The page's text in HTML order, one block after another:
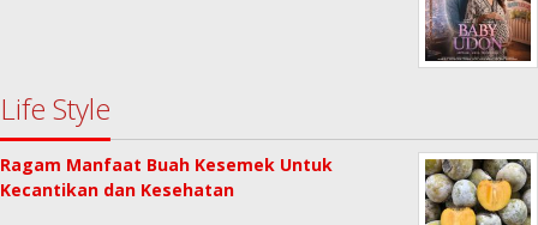
Life Style
Ragam Manfaat Buah Kesemek Untuk
Kecantikan dan Kesehatan